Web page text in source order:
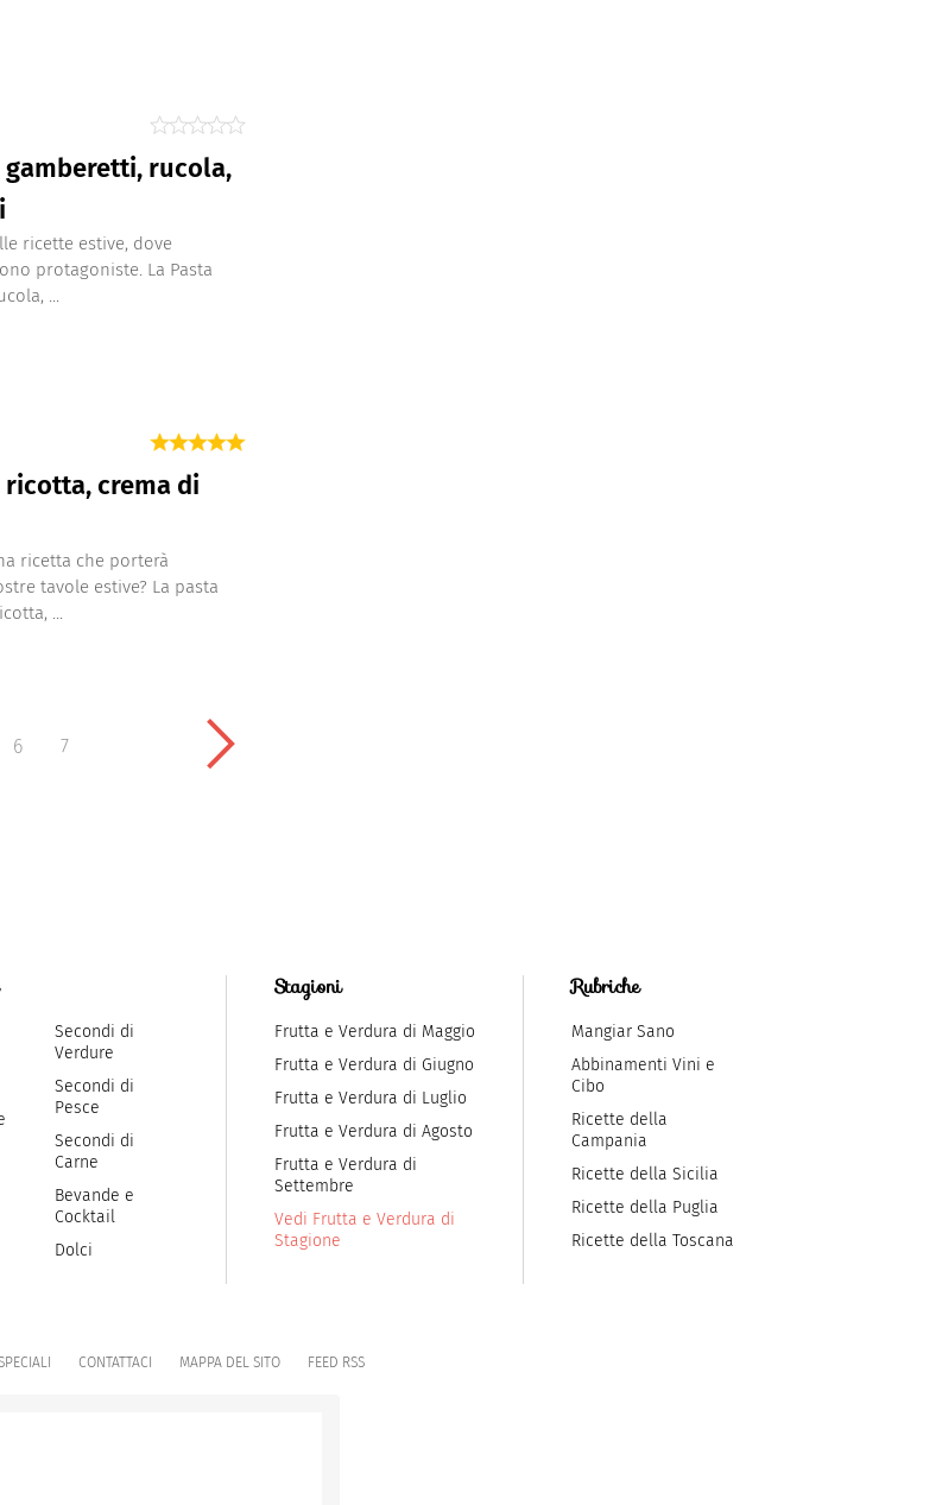
gamberetti, rucola,
ricette estive, dove
protagoniste. La Pasta
...
crema di
ricetta che porterà
tavole estive? La pasta
...
6 7
Secondi di
Verdure
Secondi di
Pesce
Secondi di
Carne
Bevande e
Cocktail
Dolci
Stagioni
Frutta e Verdura di Maggio
Frutta e Verdura di Giugno
Frutta e Verdura di Luglio
Frutta e Verdura di Agosto
Frutta e Verdura di
Settembre
Vedi Frutta e Verdura di
Stagione
Rubriche
Mangiar Sano
Abbinamenti Vini e
Cibo
Ricette della
Campania
Ricette della Sicilia
Ricette della Puglia
Ricette della Toscana
CONTATTACI MAPPA DEL SITO FEED RSS